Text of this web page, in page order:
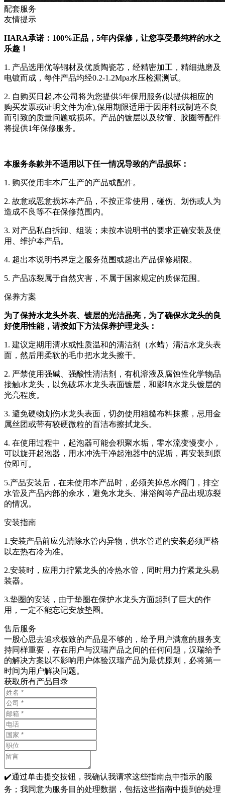
配套服务
友情提示
HARA承诺：100%正品，5年内保修，让您享受最纯粹的水之
乐趣！
1. 产品选用优等铜材及优质陶瓷芯，经精密加工，精细抛磨及
电镀而成，每件产品均经0.2-1.2Mpa水压检漏测试。
2. 自购买日起,本公司将为您提供5年保用服务(以提供相应的
购买发票或证明文件为准),保用期限适用于因用料或制造不良
而引致的质量问题或损坏。产品的镀层以及软管、胶圈等配件
将提供1年保修服务。
本服务条款并不适用以下任一情况导致的产品损坏：
1. 购买使用非本厂生产的产品或配件。
2. 故意或恶意损坏本产品，不按正常使用，碰伤、划伤或人为
造成不良等不在保修范围内。
3. 对产品私自拆卸、组装；未按本说明书的要求正确安装及使
用、维护本产品。
4. 超出本说明书界定之服务范围或超出产品保修期限。
5. 产品冻裂属于自然灾害，不属于国家规定的质保范围。
保养方案
为了保持水龙头外表、镀层的光洁晶亮，为了确保水龙头的良
好使用性能，请按如下方法保养护理龙头：
1. 建议定期用清水或性质温和的清洁剂（水蜡）清洁水龙头表
面，然后用柔软的毛巾把水龙头擦干。
2. 严禁使用强碱、强酸性清洁剂，有机溶液及腐蚀性化学物品
接触水龙头，以免破坏水龙头表面镀层，和影响水龙头镀层的
光亮程度。
3. 避免硬物划伤水龙头表面，切勿使用粗糙布料抹擦，忌用金
属丝团或带有较硬微粒的百洁布擦拭龙头。
4. 在使用过程中，起泡器可能会积聚水垢，零水流变慢变小，
可以旋开起泡器，用水冲洗干净起泡器中的泥垢，再安装到原
位即可。
5.产品安装后，在未使用本产品时，必须关掉总水阀门，排空
水管及产品内部的余水，避免水龙头、淋浴阀等产品出现冻裂
的情况。
安装指南
1.安装产品前应先清除水管内异物，供水管道的安装必须严格
以左热右冷为准。
2.安装时，应用力拧紧龙头的冷热水管，同时用力拧紧龙头易
装器。
3.垫圈的安装，由于垫圈在保护水龙头方面起到了巨大的作
用，一定不能忘记安放垫圈。
售后服务
一股心思去追求极致的产品是不够的，给予用户满意的服务支
持同样重要，存在用户与汉瑞产品之间的任何问题，汉瑞给予
的解决方案以不影响用户体验汉瑞产品为最优原则，必将第一
时间为用户解决问题。
获取所有产品目录
✔️通过单击提交按钮，我确认我请求这些指南点中指示的服
务；我同意为服务目的处理数据，包括这些指南中提到的处理